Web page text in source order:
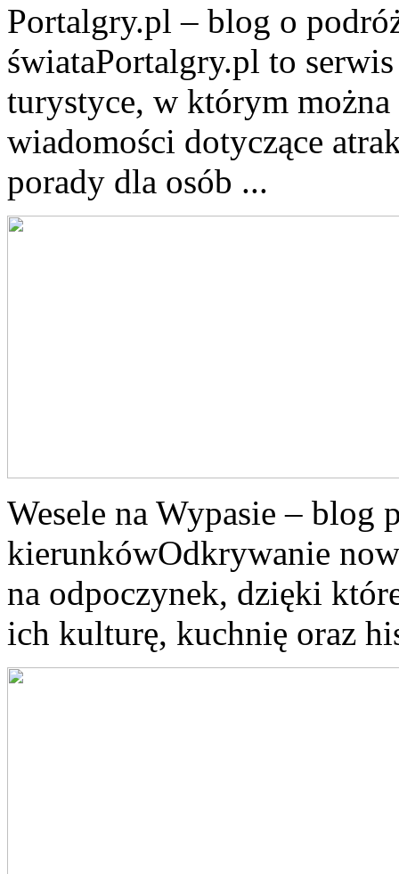
Portalgry.pl – blog o
świataPortalgry.pl to
turystyce, w którym
wiadomości dotyczące
porady dla osób ...
Wesele na Wypasie – blog
kierunkówOdkrywanie
na odpoczynek, dzięki
ich kulturę, kuchnię oraz